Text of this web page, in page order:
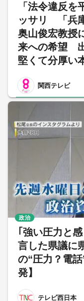
「法令違反
ッサリ 「兵
奥山俊宏教授
来への希望
堅くて分厚い
関西テレビ
｢強い圧力と
言した県議に
の“圧力？電
発】
テレビ西日本
政治